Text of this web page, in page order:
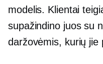
modelis. Klientai
supažindino juos su
daržovėmis, kurių jie